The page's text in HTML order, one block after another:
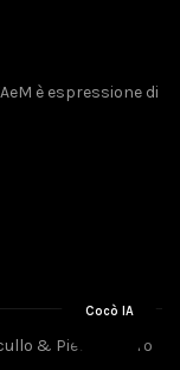
è espressione di
& Pietro Piliero
Cocò IA